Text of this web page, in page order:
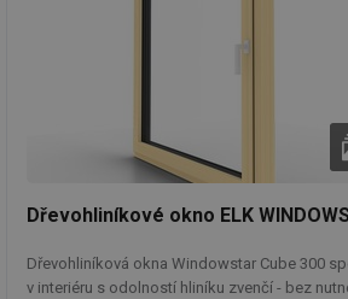
Dřevohliníkové okno ELK
Dřevohliníková okna Windowstar Cube 300
v interiéru s odolností hliníku zvenčí - bez